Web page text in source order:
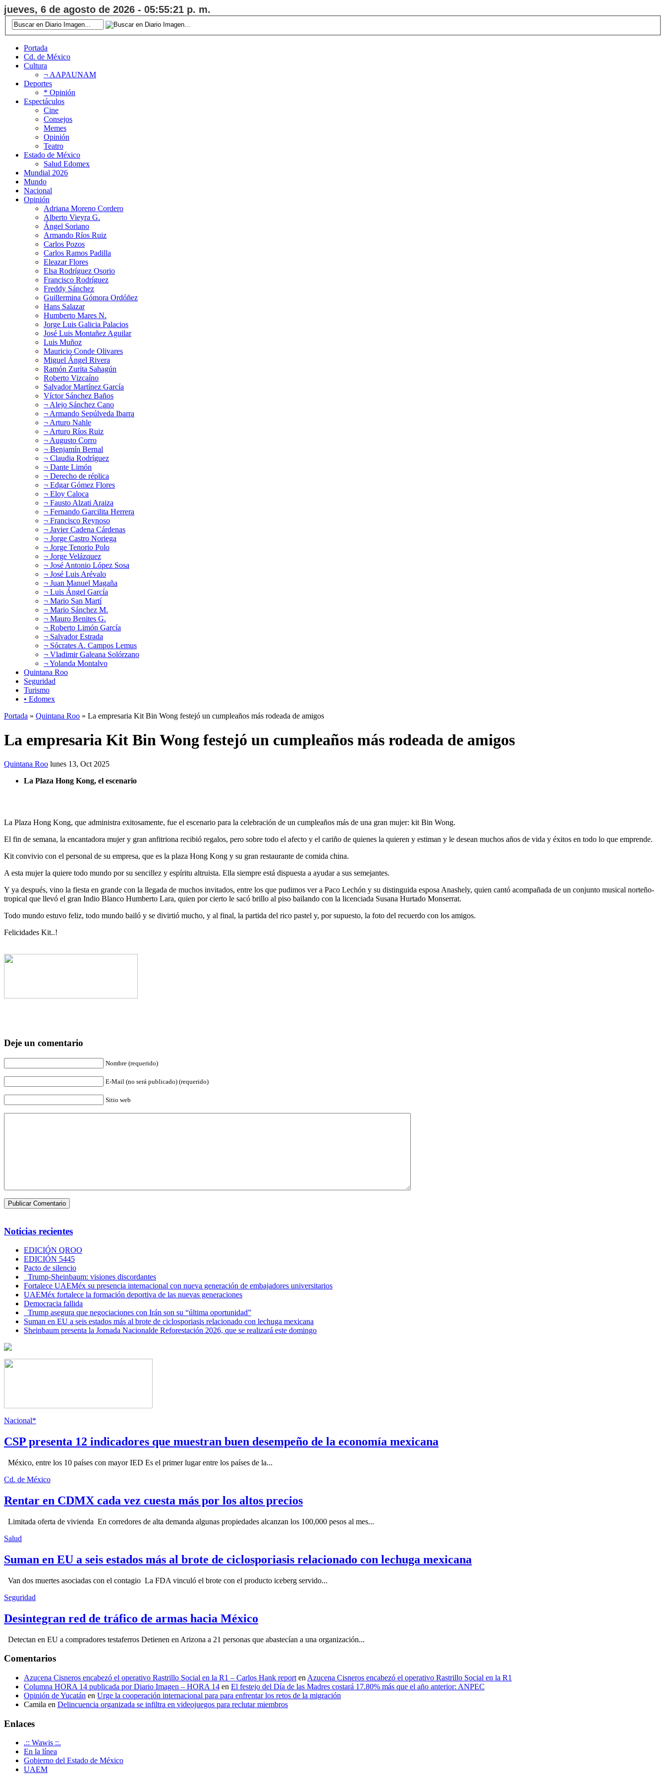
jueves, 6 de agosto de 2026 - 05:55:22 p. m.
Portada
Cd. de México
Cultura
¬ AAPAUNAM
Deportes
* Opinión
Espectáculos
Cine
Consejos
Memes
Opinión
Teatro
Estado de México
Salud Edomex
Mundial 2026
Mundo
Nacional
Opinión
Adriana Moreno Cordero
Alberto Vieyra G.
Ángel Soriano
Armando Ríos Ruiz
Carlos Pozos
Carlos Ramos Padilla
Eleazar Flores
Elsa Rodríguez Osorio
Francisco Rodríguez
Freddy Sánchez
Guillermina Gómora Ordóñez
Hans Salazar
Humberto Mares N.
Jorge Luis Galicia Palacios
José Luis Montañez Aguilar
Luis Muñoz
Mauricio Conde Olivares
Miguel Ángel Rivera
Ramón Zurita Sahagún
Roberto Vizcaíno
Salvador Martínez García
Víctor Sánchez Baños
¬ Alejo Sánchez Cano
¬ Armando Sepúlveda Ibarra
¬ Arturo Nahle
¬ Arturo Ríos Ruiz
¬ Augusto Corro
¬ Benjamín Bernal
¬ Claudia Rodríguez
¬ Dante Limón
¬ Derecho de réplica
¬ Edgar Gómez Flores
¬ Eloy Caloca
¬ Fausto Alzati Araiza
¬ Fernando Garcilita Herrera
¬ Francisco Reynoso
¬ Javier Cadena Cárdenas
¬ Jorge Castro Noriega
¬ Jorge Tenorio Polo
¬ Jorge Velázquez
¬ José Antonio López Sosa
¬ José Luis Arévalo
¬ Juan Manuel Magaña
¬ Luis Ángel García
¬ Mario San Martí
¬ Mario Sánchez M.
¬ Mauro Benites G.
¬ Roberto Limón García
¬ Salvador Estrada
¬ Sócrates A. Campos Lemus
¬ Vladimir Galeana Solórzano
¬ Yolanda Montalvo
Quintana Roo
Seguridad
Turismo
• Edomex
Portada » Quintana Roo » La empresaria Kit Bin Wong festejó un cumpleaños más rodeada de amigos
La empresaria Kit Bin Wong festejó un cumpleaños más rodeada de amigos
Quintana Roo lunes 13, Oct 2025
La Plaza Hong Kong, el escenario
La Plaza Hong Kong, que administra exitosamente, fue el escenario para la celebración de un cumpleaños más de una gran mujer: kit Bin Wong.
El fin de semana, la encantadora mujer y gran anfitriona recibió regalos, pero sobre todo el afecto y el cariño de quienes la quieren y estiman y le desean muchos años de vida y éxitos en todo lo que emprende.
Kit convivio con el personal de su empresa, que es la plaza Hong Kong y su gran restaurante de comida china.
A esta mujer la quiere todo mundo por su sencillez y espíritu altruista. Ella siempre está dispuesta a ayudar a sus semejantes.
Y ya después, vino la fiesta en grande con la llegada de muchos invitados, entre los que pudimos ver a Paco Lechón y su distinguida esposa Anashely, quien cantó acompañada de un conjunto musical norteño-
tropical que llevó el gran Indio Blanco Humberto Lara, quien por cierto le sacó brillo al piso bailando con la licenciada Susana Hurtado Monserrat.
Todo mundo estuvo feliz, todo mundo bailó y se divirtió mucho, y al final, la partida del rico pastel y, por supuesto, la foto del recuerdo con los amigos.
Felicidades Kit..!
Deje un comentario
Nombre (requerido)
E-Mail (no será publicado) (requerido)
Sitio web
Noticias recientes
EDICIÓN QROO
EDICIÓN 5445
Pacto de silencio
Trump-Sheinbaum: visiones discordantes
Fortalece UAEMéx su presencia internacional con nueva generación de embajadores universitarios
UAEMéx fortalece la formación deportiva de las nuevas generaciones
Democracia fallida
Trump asegura que negociaciones con Irán son su “última oportunidad”
Suman en EU a seis estados más al brote de ciclosporiasis relacionado con lechuga mexicana
Sheinbaum presenta la Jornada Nacionalde Reforestación 2026, que se realizará este domingo
Nacional*
CSP presenta 12 indicadores que muestran buen desempeño de la economía mexicana
México, entre los 10 países con mayor IED Es el primer lugar entre los países de la...
Cd. de México
Rentar en CDMX cada vez cuesta más por los altos precios
Limitada oferta de vivienda En corredores de alta demanda algunas propiedades alcanzan los 100,000 pesos al mes...
Salud
Suman en EU a seis estados más al brote de ciclosporiasis relacionado con lechuga mexicana
Van dos muertes asociadas con el contagio La FDA vinculó el brote con el producto iceberg servido...
Seguridad
Desintegran red de tráfico de armas hacia México
Detectan en EU a compradores testaferros Detienen en Arizona a 21 personas que abastecían a una organización...
Comentarios
Azucena Cisneros encabezó el operativo Rastrillo Social en la R1 – Carlos Hank report en Azucena Cisneros encabezó el operativo Rastrillo Social en la R1
Columna HORA 14 publicada por Diario Imagen – HORA 14 en El festejo del Día de las Madres costará 17.80% más que el año anterior: ANPEC
Opinión de Yucatán en Urge la cooperación internacional para para enfrentar los retos de la migración
Camila en Delincuencia organizada se infiltra en videojuegos para reclutar miembros
Enlaces
.:: Wawis ::.
En la línea
Gobierno del Estado de México
UAEM